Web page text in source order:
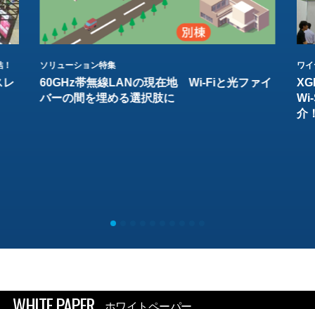
レ
ソリューション特集
60GHz帯無線LANの現在地 Wi-Fiと光ファイ
バーの間を埋める選択肢に
ワ
介
ホワイトペーパー